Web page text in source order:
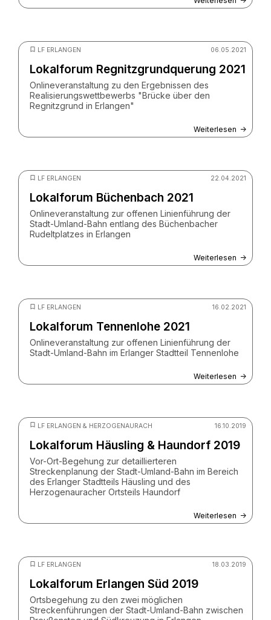
LF ERLANGEN 06.05.2021
Lokalforum Regnitzgrundquerung 2021
Onlineveranstaltung zu den Ergebnissen des
Realisierungswettbewerbs "Brücke über den
Regnitzgrund in Erlangen"
Weiterlesen
LF ERLANGEN 22.04.2021
Lokalforum Büchenbach 2021
Onlineveranstaltung zur offenen Linienführung der
Stadt-Umland-Bahn entlang des Büchenbacher
Rudeltplatzes in Erlangen
Weiterlesen
LF ERLANGEN 16.02.2021
Lokalforum Tennenlohe 2021
Onlineveranstaltung zur offenen Linienführung der
Stadt-Umland-Bahn im Erlanger Stadtteil Tennenlohe
Weiterlesen
LF ERLANGEN & HERZOGENAURACH 16.10.2019
Lokalforum Häusling & Haundorf 2019
Vor-Ort-Begehung zur detaillierteren
Streckenplanung der Stadt-Umland-Bahn im Bereich
des Erlanger Stadtteils Häusling und des
Herzogenauracher Ortsteils Haundorf
Weiterlesen
LF ERLANGEN 18.03.2019
Lokalforum Erlangen Süd 2019
Ortsbegehung zu den zwei möglichen
Streckenführungen der Stadt-Umland-Bahn zwischen